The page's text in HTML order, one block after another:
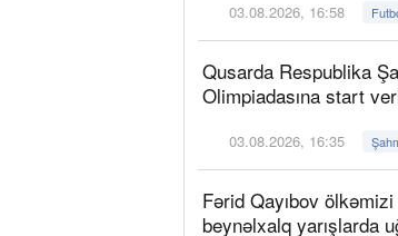
03.08.2026, 16:58
Qusarda Respublika
Olimpiadasına start
03.08.2026, 16:35
Fərid Qayıbov ölkəmizi
beynəlxalq yarışlarda